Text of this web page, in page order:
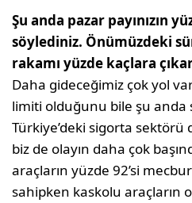
Şu anda pazar payınızın
söylediniz. Önümüzdeki
rakamı yüzde kaçlara
Daha gideceğimiz çok yol
limiti olduğunu bile şu anda
Türkiye’deki sigorta sektörü
biz de olayın daha çok
araçların yüz­de 92’si
sahip­ken kaskolu araçların